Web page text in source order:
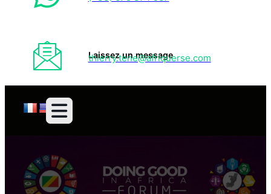
Laissez un message
thierry.tene@afriquerse.com